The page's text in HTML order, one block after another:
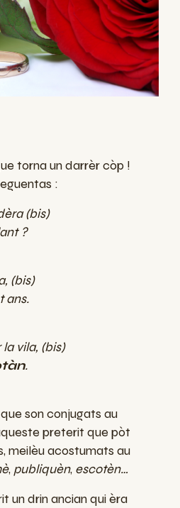
torna un darrèr còp !
:
(bis)
?
(bis)
ans.
la vila, (bis)
.
son conjugats au
preterit que pòt
meilèu acostumats au
, publiquèn, escotèn…
un drin ancian qui èra